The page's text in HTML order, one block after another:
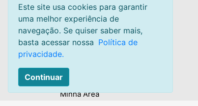
Leilão Quente
Leilões online
Leilões arrematados
Leilão para iniciante
Leilão lance retornável
Minha Área
Este site usa cookies para garantir
uma melhor experiência de
navegação. Se quiser saber mais,
basta acessar nossa Política de
privacidade.
Continuar